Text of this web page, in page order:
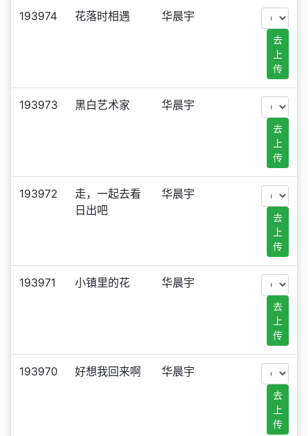
193974 花落时相遇 华晨宇
去
上
传
193973 黑白艺术家 华晨宇
去
上
传
193972
走，一起去看
日出吧
华晨宇
去
上
传
193971 小镇里的花 华晨宇
去
上
传
193970 好想我回来啊 华晨宇
去
上
传